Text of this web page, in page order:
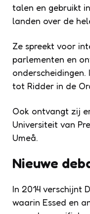
talen en gebruikt
landen over de
Ze spreekt voor
parlementen en
onderscheidingen.
tot Ridder in de
Ook ontvangt zij
Universiteit van
Umeå.
Nieuwe
In 2014 verschijnt
waarin Essed en